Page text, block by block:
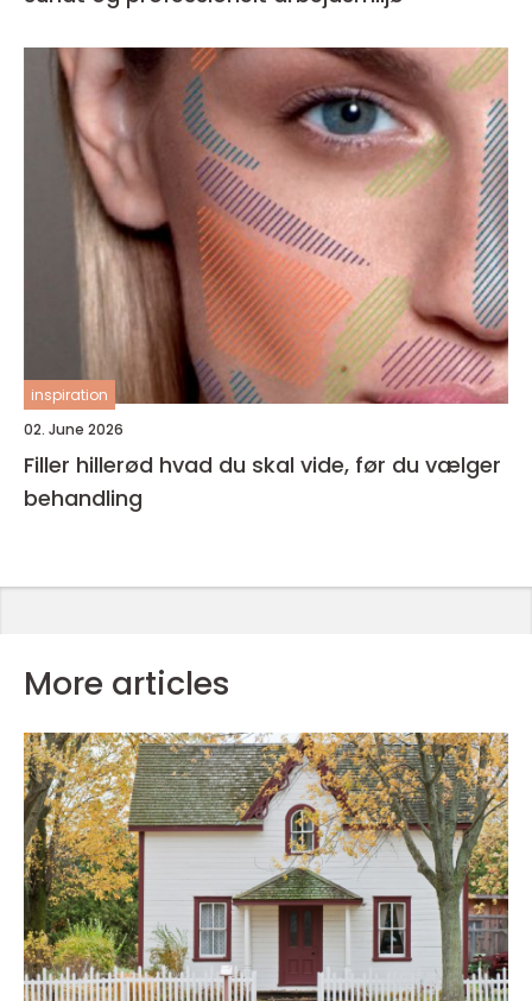
inspiration
02. June 2026
Filler hillerød hvad du skal vide, før du vælger
behandling
More articles